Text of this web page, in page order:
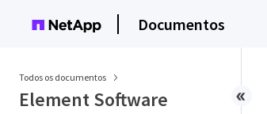
Documentos
Todos os documentos
Element Software